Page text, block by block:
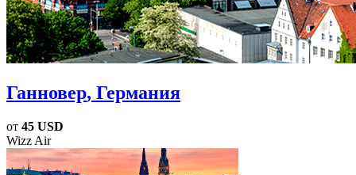
Ганновер, Германия
от 45 USD
Wizz Air